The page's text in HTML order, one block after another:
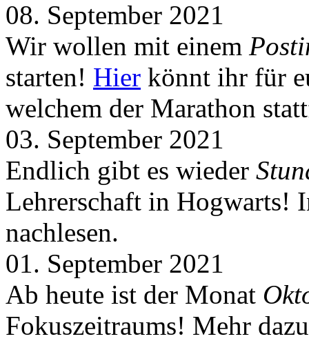
08. September 2021
Wir wollen mit einem
starten! Hier könnt ihr für
welchem der Marathon
03. September 2021
Endlich gibt es wieder
Lehrerschaft in Hogwarts!
nachlesen.
01. September 2021
Ab heute ist der Monat
Fokuszeitraums! Mehr